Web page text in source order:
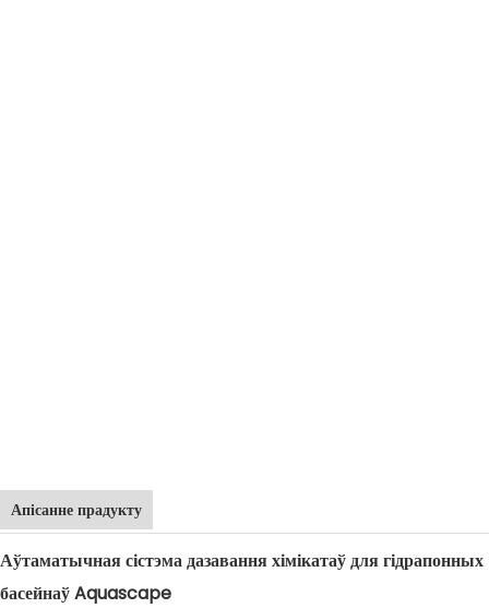
Апісанне прадукту
Аўтаматычная сістэма дазавання хімікатаў для гідрапонных
басейнаў Aquascape